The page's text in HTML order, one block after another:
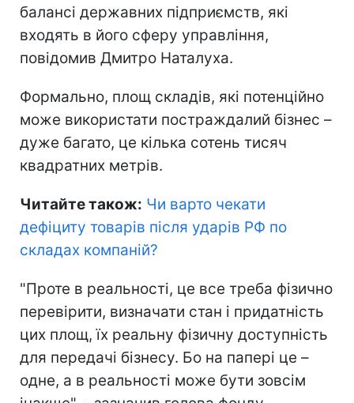
балансі державних підприємств, які
входять в його сферу управління,
повідомив Дмитро Наталуха.
Формально, площ складів, які потенційно
може використати постраждалий бізнес –
дуже багато, це кілька сотень тисяч
квадратних метрів.
Читайте також: Чи варто чекати
дефіциту товарів після ударів РФ по
складах компаній?
"Проте в реальності, це все треба фізично
перевірити, визначати стан і придатність
цих площ, їх реальну фізичну доступність
для передачі бізнесу. Бо на папері це –
одне, а в реальності може бути зовсім